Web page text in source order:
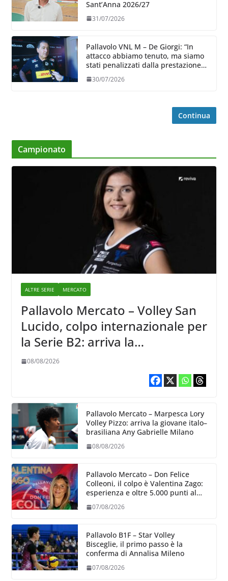
Sant’Anna 2026/27
31/07/2026
Pallavolo VNL M – De Giorgi: “In
attacco abbiamo tenuto, ma siamo
stati penalizzati dalla prestazione
in ricezione, è la prima volta”
30/07/2026
Continua
Campionato
ALTRE SERIE MERCATO
Pallavolo Mercato – Volley San
Lucido, colpo internazionale per
la Serie B2: arriva la
schiacciatrice lettone Kristine
08/08/2026
Pallavolo Mercato – Marpesca Lory
Volley Pizzo: arriva la giovane italo–
brasiliana Any Gabrielle Milano
08/08/2026
Pallavolo Mercato – Don Felice
Colleoni, il colpo è Valentina Zago:
esperienza e oltre 5.000 punti al
07/08/2026
Pallavolo B1F – Star Volley
Bisceglie, il primo passo è la
conferma di Annalisa Mileno
07/08/2026